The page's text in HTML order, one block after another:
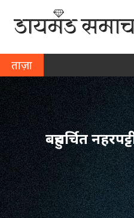
ताज़ा
खबर
बहुचर्चित